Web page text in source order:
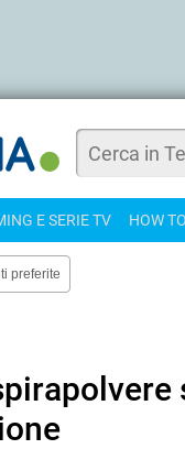
E SERIE TV HOW TO
preferite